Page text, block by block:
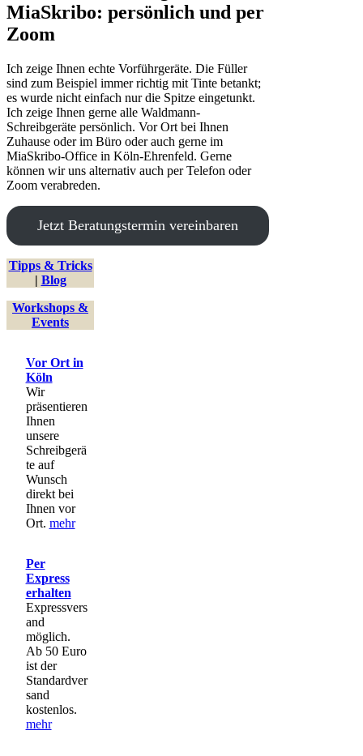
werden
Varianten
auf
der
MiaSkribo: persönlich und per
Zoom
Ich zeige Ihnen echte Vorführgeräte. Die Füller
sind zum Beispiel immer richtig mit Tinte betankt;
es wurde nicht einfach nur die Spitze eingetunkt.
Ich zeige Ihnen gerne alle Waldmann-
Schreibgeräte persönlich. Vor Ort bei Ihnen
Zuhause oder im Büro oder auch gerne im
MiaSkribo-Office in Köln-Ehrenfeld. Gerne
können wir uns alternativ auch per Telefon oder
Zoom verabreden.
Jetzt Beratungstermin vereinbaren
Tipps & Tricks
| Blog
Workshops &
Events
Vor Ort in
Köln
Wir
präsentieren
Ihnen
unsere
Schreibgerä
te auf
Wunsch
direkt bei
Ihnen vor
Ort. mehr
Per
Express
erhalten
Expressvers
and
möglich.
Ab 50 Euro
ist der
Standardver
sand
kostenlos.
mehr